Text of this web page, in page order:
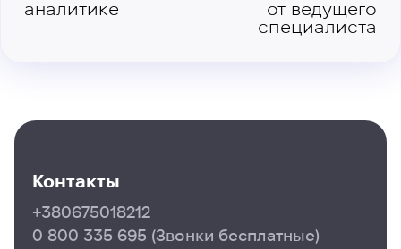
аналитике
от ведущего
специалиста
Контакты
+380675018212
0 800 335 695 (Звонки бесплатные)